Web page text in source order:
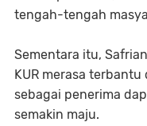
tengah-tengah
Sementara itu,
KUR merasa
sebagai penerima
semakin maju.